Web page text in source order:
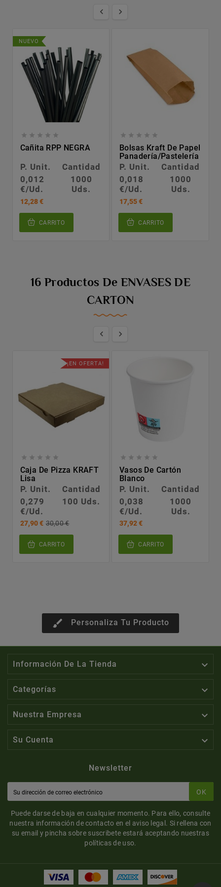
 
NUEVO
    
Cañita RPP NEGRA
P. Unit.
Cantidad
0,012
€/Ud.
1000
Uds.
12,28 €
CARRITO
    
Bolsas Kraft De Papel
Panadería/pastelería
P. Unit.
Cantidad
0,018
€/Ud.
1000
Uds.
17,55 €
CARRITO
16 Productos De ENVASES DE
CARTON
 
¡EN OFERTA!
    
Caja De Pizza KRAFT
Lisa
P. Unit.
Cantidad
0,279
€/Ud.
100 Uds.
27,90 € 30,00 €
CARRITO
    
Vasos De Cartón
Blanco
P. Unit.
Cantidad
0,038
€/Ud.
1000
Uds.
37,92 €
CARRITO
brush Personaliza Tu Producto
Información De La Tienda 
Categorías 
Nuestra Empresa 
Su Cuenta 
Newsletter
OK
Puede darse de baja en cualquier momento. Para ello, consulte
nuestra información de contacto en el aviso legal. Si rellena con
su email y pincha sobre suscribete estará aceptando nuestras
políticas de uso.